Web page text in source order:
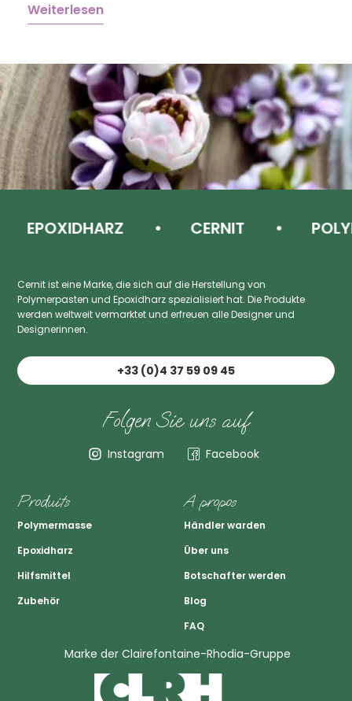
Weiterlesen
EPOXIDHARZ CERNIT
Cernit ist eine Marke, die sich auf die Herstellung von
Polymerpasten und Epoxidharz spezialisiert hat. Die Produkte
werden weltweit vermarktet und erfreuen alle Designer und
Designerinnen.
+33 (0)4 37 59 09 45
Folgen Sie uns auf
Instagram Facebook
Produits
Polymermasse
Epoxidharz
Hilfsmittel
Zubehör
A propos
Händler warden
Über uns
Botschafter werden
Blog
FAQ
Marke der Clairefontaine-Rhodia-Gruppe